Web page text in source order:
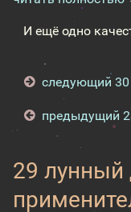
И ещё одно
следующий
предыдущий
29 лунный